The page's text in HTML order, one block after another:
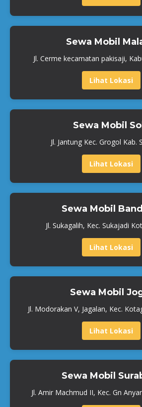
Sewa Mobil
Jl. Cerme kecamatan pakisaji,
Lihat Lokasi
Sewa Mobil
Jl. Jantung Kec. Grogol Kab.
Lihat Lokasi
Sewa Mobil
Jl. Sukagalih, Kec. Sukajadi
Lihat Lokasi
Sewa Mobil
Jl. Modorakan V, Jagalan, Kec.
Lihat Lokasi
Sewa Mobil
Jl. Amir Machmud II, Kec. Gn